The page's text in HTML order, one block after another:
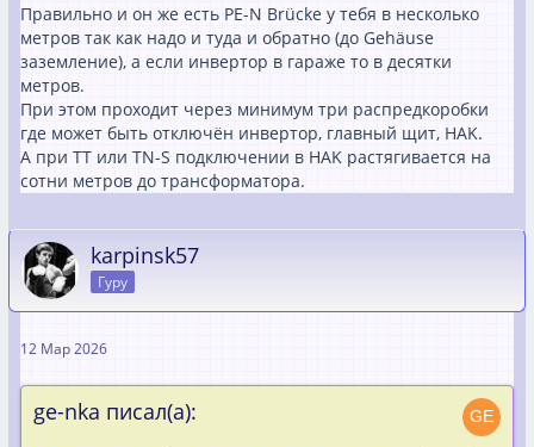
Правильно и он же есть PE-N Brücke у тебя в несколько
метров так как надо и туда и обратно (до Gehäuse
заземление), а если инвертор в гараже то в десятки
метров.
При этом проходит через минимум три распредкоробки
где может быть отключён инвертор, главный щит, HAK.
А при ТТ или TN-S подключении в HAK растягивается на
сотни метров до трансформатора.
karpinsk57
Гуру
12 Мар 2026
ge-nka писал(а):